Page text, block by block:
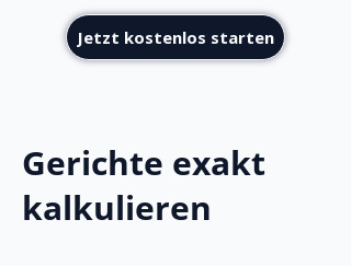
Jetzt kostenlos starten
Gerichte exakt
kalkulieren